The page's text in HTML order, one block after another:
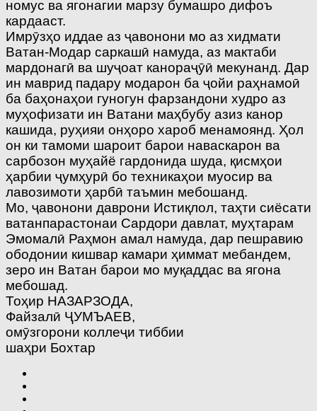
номус ва ягонагии марзу бумашро дифоъ
кардааст.
Имрӯзҳо иддае аз ҷавонони мо аз хидмати
Ватан-Модар саркашӣ намуда, аз мактаби
мардонагӣ ва шуҷоат канораҷӯӣ мекунанд. Дар
ин маврид падару модарон ба ҷойи раҳнамоӣ
ба баҳонаҳои гуногун фарзандони худро аз
муҳофизати ин Ватани маҳбубу азиз канор
кашида, руҳияи онҳоро хароб менамоянд. Ҳол
он ки тамоми шароит барои наваскарон ва
сарбозон муҳайё гардонида шуда, қисмҳои
ҳарбии ҷумҳурӣ бо техникаҳои муосир ва
лавозимоти ҳарбӣ таъмин мебошанд.
Мо, ҷавонони даврони Истиқлол, таҳти сиёсати
ватанпарастонаи Сардори давлат, муҳтарам
Эмомалӣ Раҳмон амал намуда, дар пешравию
ободонии кишвар камари ҳиммат мебандем,
зеро ин Ватан барои мо муқаддас ва ягона
мебошад.
Тоҳир НАЗАРЗОДА,
Файзалӣ ҶУМЪАЕВ,
омӯзгорони коллеҷи тиббии
шаҳри Бохтар